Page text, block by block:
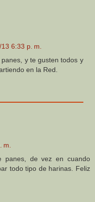
6:33 p. m.
y te gusten todos y
en la Red.
m.
panes, de vez en cuando
todo tipo de harinas. Feliz